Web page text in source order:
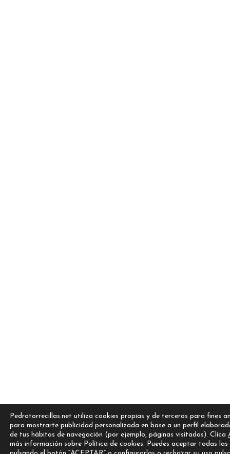
Pedrotorrecillas.net utiliza cookies propias y de terceros para fines
para mostrarte publicidad personalizada en base a un perfil
de tus hábitos de navegación (por ejemplo, páginas visitadas). Clica
más información sobre Política de cookies. Puedes aceptar todas las